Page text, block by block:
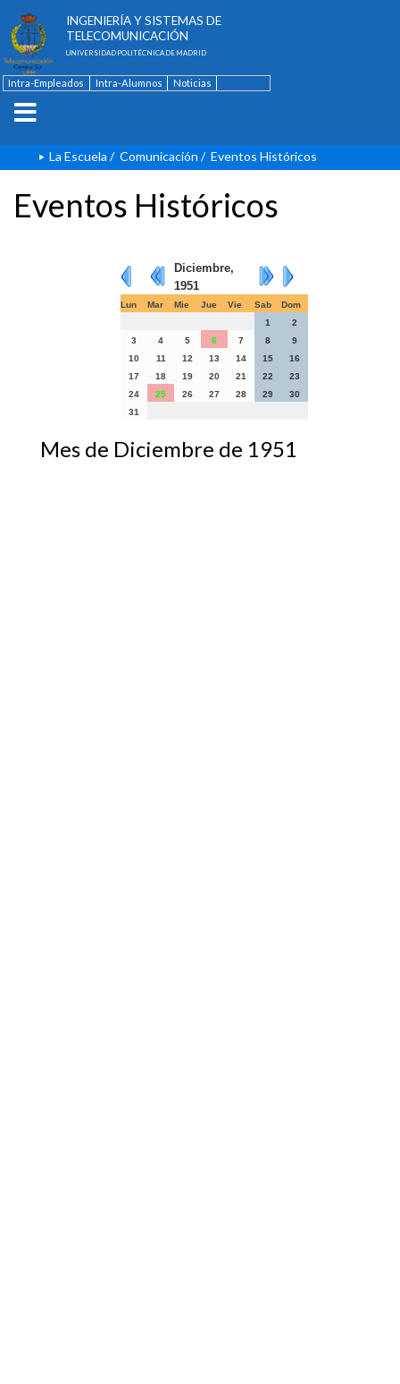
INGENIERÍA Y SISTEMAS DE
TELECOMUNICACIÓN
UNIVERSIDAD POLITÉCNICA DE MADRID
Intra-Empleados Intra-Alumnos
Noticias
La Escuela / Comunicación / Eventos Históricos
Eventos Históricos
Diciembre,
1951
Lun Mar Mie Jue Vie Sab
Dom
1
2
3
4 5 6 7 8
9
10
11 12 13 14 15
16
17
18 19 20 21 22
23
24
25 26 27 28 29
30
31
Mes de Diciembre de 1951